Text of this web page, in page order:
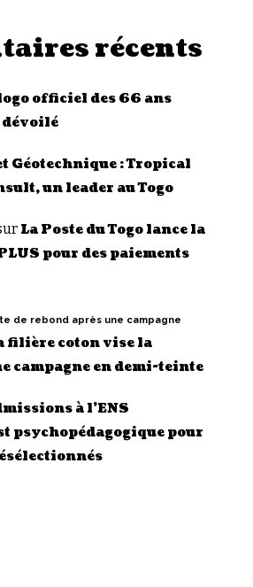
récents
officiel des 66 ans
dévoilé
Géotechnique : Tropical
un leader au Togo
La Poste du Togo lance la
pour des paiements
de rebond après une campagne
filière coton vise la
campagne en demi-teinte
à l’ENS
psychopédagogique pour